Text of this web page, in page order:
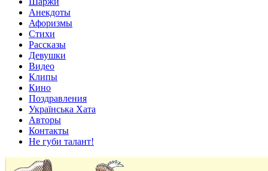
Анекдоты
Афоризмы
Стихи
Рассказы
Девушки
Видео
Клипы
Кино
Поздравления
Українська Хата
Авторы
Контакты
Не губи талант!